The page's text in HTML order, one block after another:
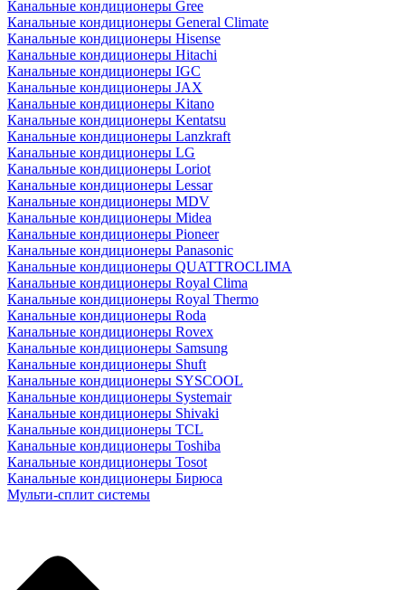
Канальные кондиционеры Gree
Канальные кондиционеры General Climate
Канальные кондиционеры Hisense
Канальные кондиционеры Hitachi
Канальные кондиционеры IGC
Канальные кондиционеры JAX
Канальные кондиционеры Kitano
Канальные кондиционеры Kentatsu
Канальные кондиционеры Lanzkraft
Канальные кондиционеры LG
Канальные кондиционеры Loriot
Канальные кондиционеры Lessar
Канальные кондиционеры MDV
Канальные кондиционеры Midea
Канальные кондиционеры Pioneer
Канальные кондиционеры Panasonic
Канальные кондиционеры QUATTROCLIMA
Канальные кондиционеры Royal Clima
Канальные кондиционеры Royal Thermo
Канальные кондиционеры Roda
Канальные кондиционеры Rovex
Канальные кондиционеры Samsung
Канальные кондиционеры Shuft
Канальные кондиционеры SYSCOOL
Канальные кондиционеры Systemair
Канальные кондиционеры Shivaki
Канальные кондиционеры TCL
Канальные кондиционеры Toshiba
Канальные кондиционеры Tosot
Канальные кондиционеры Бирюса
Мульти-сплит системы